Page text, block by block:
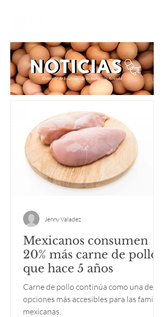
Mexicanos consumen
20% más carne de pollo
que hace 5 años
Carne de pollo continúa como una de las
opciones más accesibles para las familias
mexicanas.
Jenny Valadez